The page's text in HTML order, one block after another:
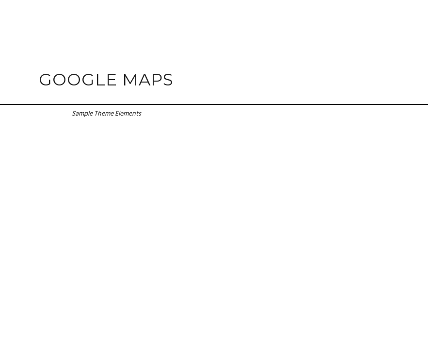
GOOGLE MAPS
Sample Theme Elements